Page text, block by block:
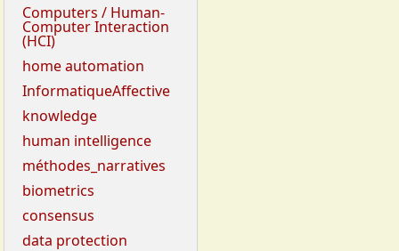
Computers / Human-
Computer Interaction
(HCI)
home automation
InformatiqueAffective
knowledge
human intelligence
méthodes_narratives
biometrics
consensus
data protection